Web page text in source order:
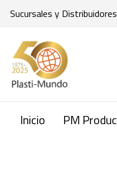
Sucursales y Distribuidores
Inicio PM